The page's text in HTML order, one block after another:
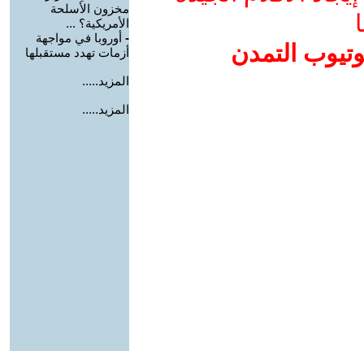
التمدن
مخزون الأسلحة
الأمريكية؟ ...
- أوروبا في مواجهة
أزمات تهدد مستقبلها
المزيد.....
المزيد.....